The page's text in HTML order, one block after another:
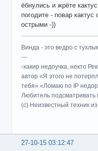
ёбнулись и жрёте
погодите - повар
острыми -))
Винда - это ведро с
---
-хакир недоучка, некто
автор «Я этого не
тебя» «Ломаю по IP
Любитель подсматривать
(c) Неизвестный техник
27-10-15 03:12:47